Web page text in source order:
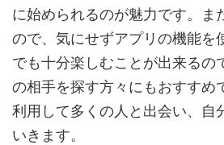
に始められるのが魅力です。ま
ので、気にせずアプリの機能を
でも十分楽しむことが出来るの
の相手を探す方々にもおすすめ
利用して多くの人と出会い、自
いきます。